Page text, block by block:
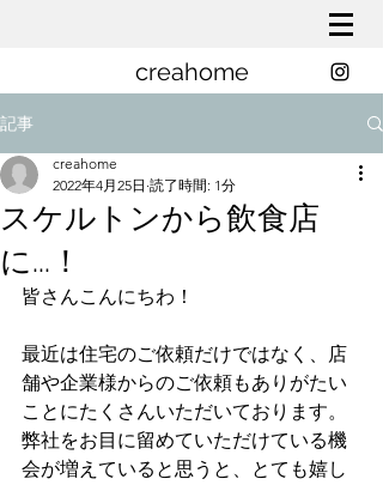
creahome
記事
スケルトンから飲食店
に...！
creahome
2022年4月25日 読了時間: 1分
皆さんこんにちわ！
最近は住宅のご依頼だけではなく、店
舗や企業様からのご依頼もありがたい
ことにたくさんいただいております。
弊社をお目に留めていただけている機
会が増えていると思うと、とても嬉し